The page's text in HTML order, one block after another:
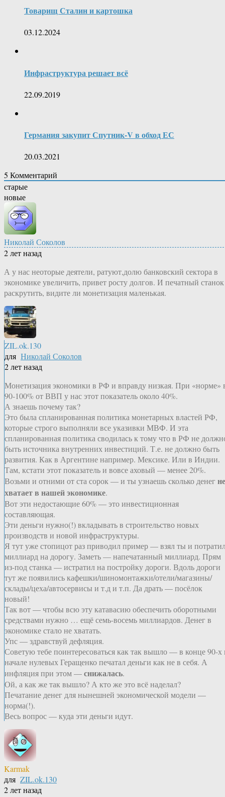
Товарищ Сталин и картошка
03.12.2024
Инфраструктура решает всё
22.09.2019
Германия закупит Спутник-V в обход ЕС
20.03.2021
5 Комментарий
старые
новые
Николай Соколов
2 лет назад
А у нас неоторые деятели, ратуют,долю банковский сектора в
экономике увеличить, привет росту долгов. И печатный станок
раскрутить, видите ли монетизация маленькая.
ZIL.ok.130
для Николай Соколов
2 лет назад
Монетизация экономики в РФ и вправду низкая. При «норме»
90-100% от ВВП у нас этот показатель около 40%.
А знаешь почему так?
Это была спланированная политика монетарных властей РФ,
которые строго выполняли все указивки МВФ. И эта
спланированная политика сводилась к тому что в РФ не
быть источника внутренних инвестиций. Т.е. не должно быть
развития. Как в Аргентине например. Мексике. Или в Индии.
Там, кстати этот показатель и вовсе аховый — менее 20%.
Возьми и отними от ста сорок — и ты узнаешь сколько денег не
хватает в нашей экономике.
Вот эти недостающие 60% — это инвестиционная
составляющая.
Эти деньги нужно(!) вкладывать в строительство новых
производств и новой инфраструктуры.
Я тут уже стопицот раз приводил пример — взял ты и
миллиард на дорогу. Заметь — напечатанный миллиард. Прям
из-под станка — истратил на постройку дороги. Вдоль дороги
тут же появились кафешки/шиномонтажки/отели/магазины/
склады/цеха/автосервисы и т.д и т.п. Да драть — посёлок
новый!
Так вот — чтобы всю эту катавасию обеспечить оборотными
средствами нужно … ещё семь-восемь миллиардов. Денег в
экономике стало не хватать.
Упс — здравствуй дефляция.
Советую тебе поинтересоваться как так вышло — в конце 90-х
начале нулевых Геращенко печатал деньги как не в себя. А
инфляция при этом —снижалась.
Ой, а как же так вышло? А кто же это всё наделал?
Печатание денег для нынешней экономической модели —
норма(!).
Весь вопрос — куда эти деньги идут.
Karmak
для ZIL.ok.130
2 лет назад